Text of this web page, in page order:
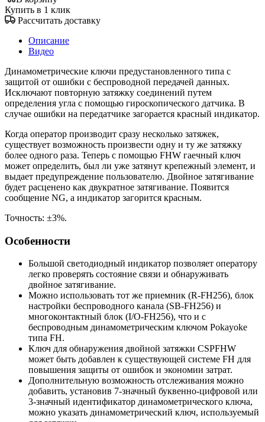
Купить в 1 клик
Рассчитать доставку
Описание
Видео
Динамометрические ключи предустановленного типа с
защитой от ошибки с беспроводной передачей данных.
Исключают повторную затяжку соединений путем
определения угла с помощью гироскопического датчика. В
случае ошибки на передатчике загорается красный индикатор.
Когда оператор производит сразу несколько затяжек,
существует возможность произвести одну и ту же затяжку
более одного раза. Теперь с помощью FHW гаечный ключ
может определить, был ли уже затянут крепежный элемент, и
выдает предупреждение пользователю. Двойное затягивание
будет расценено как двукратное затягивание. Появится
сообщение NG, а индикатор загорится красным.
Точность: ±3%.
Особенности
Большой светодиодный индикатор позволяет оператору
легко проверять состояние связи и обнаруживать
двойное затягивание.
Можно использовать тот же приемник (R-FH256), блок
настройки беспроводного канала (SB-FH256) и
многоконтактный блок (I/O-FH256), что и с
беспроводным динамометрическим ключом Pokayoke
типа FH.
Ключ для обнаружения двойной затяжки CSPFHW
может быть добавлен к существующей системе FH для
повышения защиты от ошибок и экономии затрат.
Дополнительную возможность отслеживания можно
добавить, установив 7-значный буквенно-цифровой или
3-значный идентификатор динамометрического ключа,
можно указать динамометрический ключ, используемый